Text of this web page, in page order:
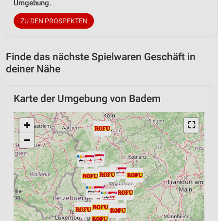
Umgebung.
ZU DEN PROSPEKTEN
Finde das nächste Spielwaren Geschäft in
deiner Nähe
Karte der Umgebung von Badem
⛶
+
−